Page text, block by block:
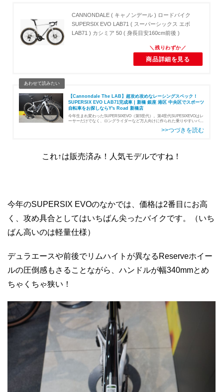
CANNONDALE ( キャノンデール ) ロードバイク
SUPERSIX EVO LAB71 ( スーパーシックス エボ
LAB71 ) カシミア 50 ( 身長目安160cm前後 )
商品詳細を見る
【Cannondale The LAB】超攻め攻めなレーシングスペック！
SUPERSIX EVO LAB71完成車 | 新橋 銀座 港区 中央区でスポーツ
自転車をお探しならY's Road 新橋店
今年生まれ変わったSUPERSIXEVO（第5世代）。第4世代SUPESIXEVOはレ
ーサーだけでなく、ロングライダーなど万人向けに作られた乗りやすいバイ
これ↑は販売済み！人気モデルですね！
今年のSUPERSIX EVOのなかでは、価格は2番目にお高
く、攻め具合としてはいちばん尖ったバイクです。（いち
ばん高いのは軽量仕様）
デュラエースや前後でリムハイトが異なるReserveホイー
ルの圧倒感もさることながら、ハンドルが幅340mmとめ
ちゃくちゃ狭い！